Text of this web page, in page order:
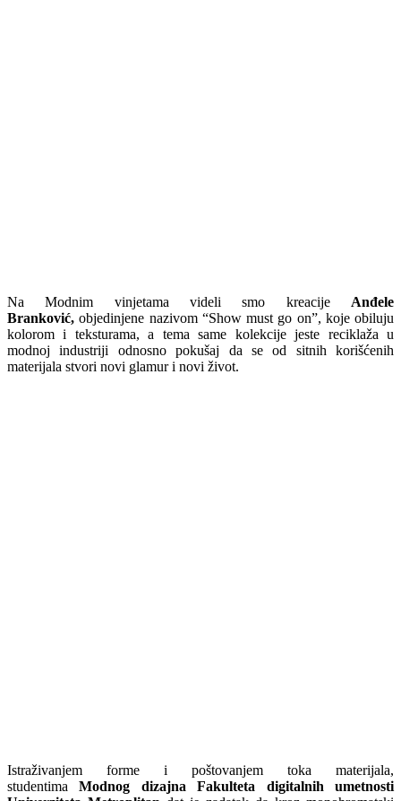
Na Modnim vinjetama videli smo kreacijeAnđele
Branković, objedinjene nazivom “Show must go on”, koje obiluju
kolorom i teksturama, a tema same kolekcije jeste reciklaža u
modnoj industriji odnosno pokušaj da se od sitnih korišćenih
materijala stvori novi glamur i novi život.
Istraživanjem forme i poštovanjem toka materijala,
studentimaModnog dizajna Fakulteta digitalnih umetnosti